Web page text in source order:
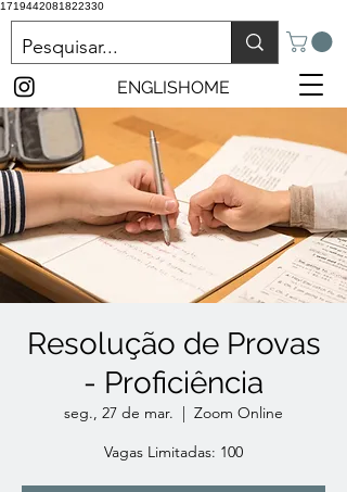
1719442081822330
ENGLISHOME
Resolução de Provas
- Proficiência
seg., 27 de mar.
  |
Zoom Online
Vagas Limitadas: 100